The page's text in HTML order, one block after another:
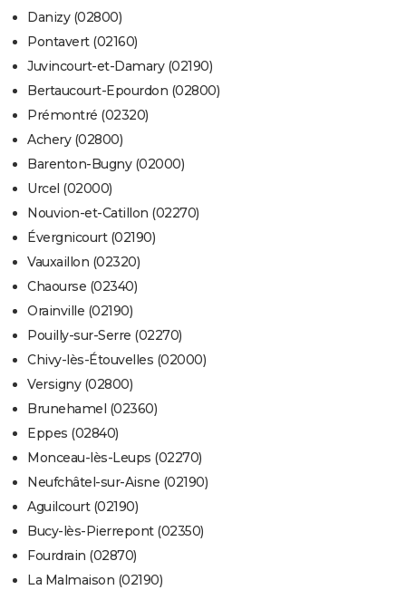
Danizy (02800)
Pontavert (02160)
Juvincourt-et-Damary (02190)
Bertaucourt-Epourdon (02800)
Prémontré (02320)
Achery (02800)
Barenton-Bugny (02000)
Urcel (02000)
Nouvion-et-Catillon (02270)
Évergnicourt (02190)
Vauxaillon (02320)
Chaourse (02340)
Orainville (02190)
Pouilly-sur-Serre (02270)
Chivy-lès-Étouvelles (02000)
Versigny (02800)
Brunehamel (02360)
Eppes (02840)
Monceau-lès-Leups (02270)
Neufchâtel-sur-Aisne (02190)
Aguilcourt (02190)
Bucy-lès-Pierrepont (02350)
Fourdrain (02870)
La Malmaison (02190)